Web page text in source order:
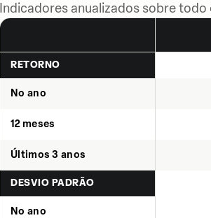
Indicadores anualizados sobre
RETORNO
No ano
12 meses
Últimos 3 anos
DESVIO PADRÃO
No ano